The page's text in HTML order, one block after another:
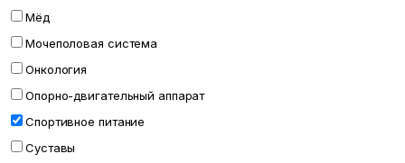
Мёд
Мочеполовая система
Онкология
Опорно-двигательный аппарат
Спортивное питание
Суставы